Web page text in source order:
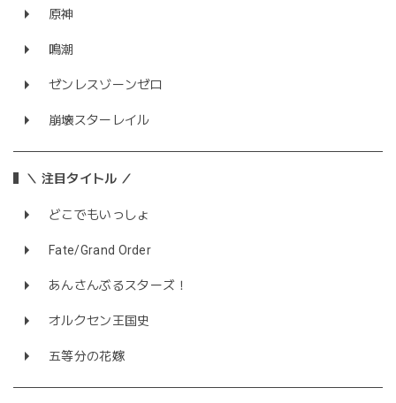
原神
鳴潮
ゼンレスゾーンゼロ
崩壊スターレイル
＼ 注目タイトル ／
どこでもいっしょ
Fate/Grand Order
あんさんぶるスターズ！
オルクセン王国史
五等分の花嫁